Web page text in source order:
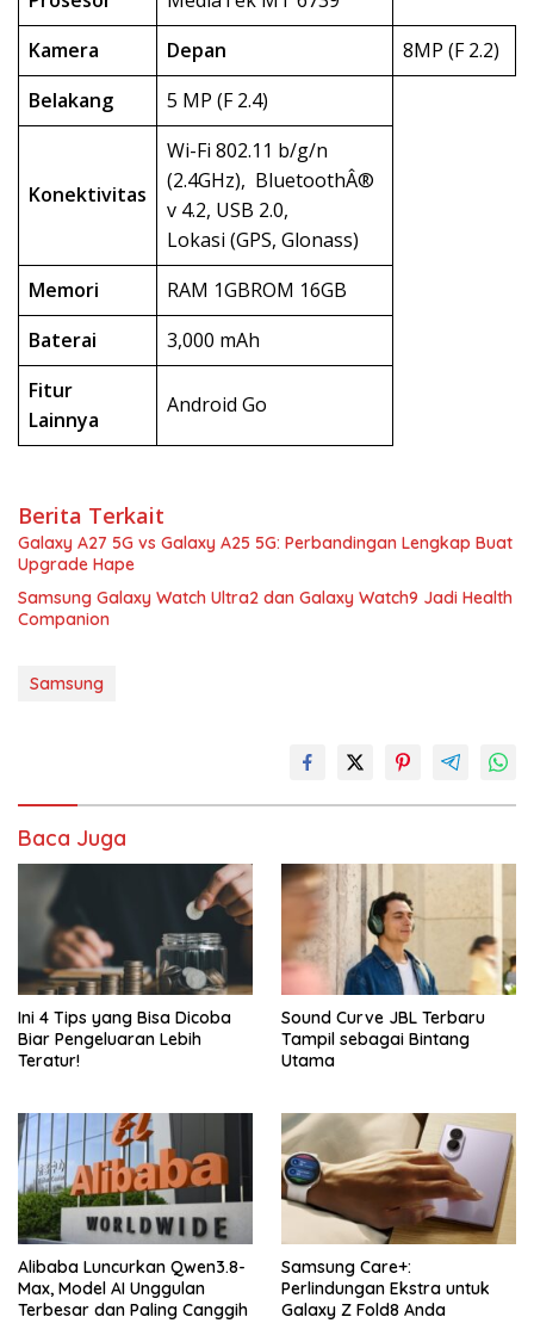
Kamera
Depan
8MP (F 2.2)
Belakang
5 MP (F 2.4)
Konektivitas
Wi-Fi 802.11 b/g/n
(2.4GHz), BluetoothÂ®
v 4.2, USB 2.0,
Lokasi (GPS, Glonass)
Memori
RAM 1GBROM 16GB
Baterai
3,000 mAh
Fitur
Lainnya
Android Go
Berita Terkait
Galaxy A27 5G vs Galaxy A25 5G: Perbandingan Lengkap Buat
Upgrade Hape
Samsung Galaxy Watch Ultra2 dan Galaxy Watch9 Jadi Health
Companion
Samsung
Baca Juga
Ini 4 Tips yang Bisa Dicoba
Biar Pengeluaran Lebih
Teratur!
Sound Curve JBL Terbaru
Tampil sebagai Bintang
Utama
Alibaba Luncurkan Qwen3.8-
Max, Model AI Unggulan
Terbesar dan Paling Canggih
Samsung Care+:
Perlindungan Ekstra untuk
Galaxy Z Fold8 Anda